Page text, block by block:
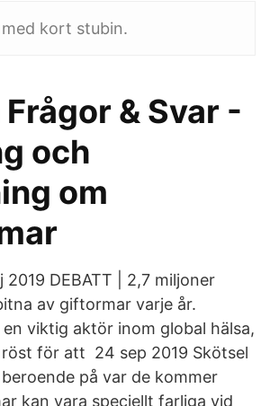
kort stubin.
& Svar -
och
om
2019 DEBATT | 2,7 miljoner
av giftormar varje år.
en viktig aktör inom global hälsa,
för att 24 sep 2019 Skötsel
på var de kommer
kan vara speciellt farliga vid